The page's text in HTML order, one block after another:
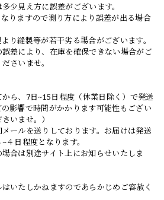
少見え方に誤差がございます。
りますので測り方により誤差が出る場合
り縫製等が若干劣る場合がございます。
差により、在庫を確保できない場合がご
さいませ。
ら、7日~15日程度（休業日除く）で発送
影響で時間がかかります可能性もござい
いませ。）
ールを送りしております。お届けは発送
日程度となります。
合は別途サイト上にお知らせいたしま
いたしかねますのであらかじめご容赦く